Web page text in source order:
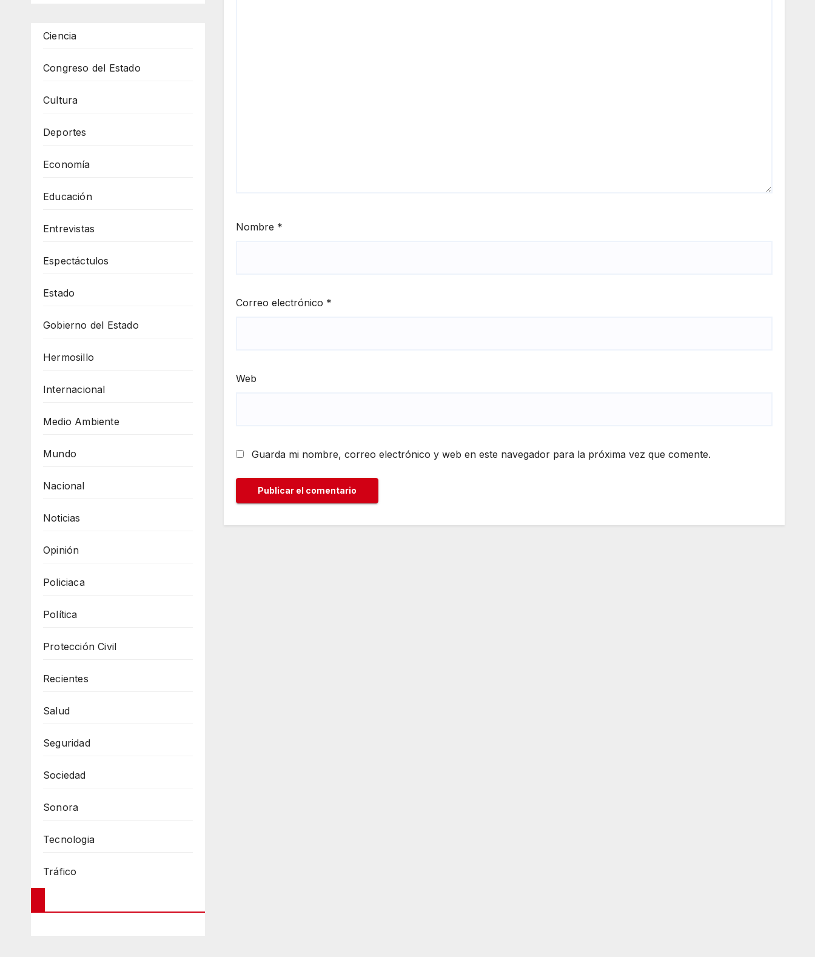
Ciencia
Congreso del Estado
Cultura
Deportes
Economía
Educación
Entrevistas
Espectáctulos
Estado
Gobierno del Estado
Hermosillo
Internacional
Medio Ambiente
Mundo
Nacional
Noticias
Opinión
Policiaca
Política
Protección Civil
Recientes
Salud
Seguridad
Sociedad
Sonora
Tecnologia
Tráfico
Nombre *
Correo electrónico *
Web
Guarda mi nombre, correo electrónico y web en este navegador para la próxima vez que comente.